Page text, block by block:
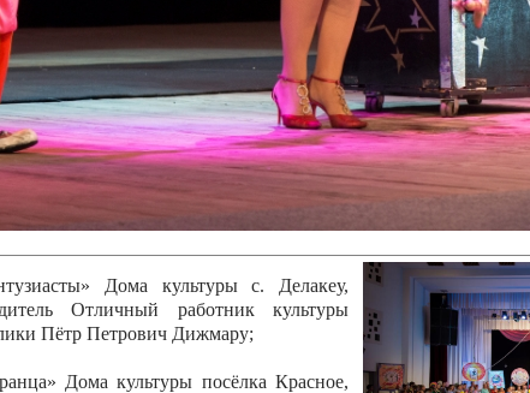
«Ровесник» Дом культуры с.
Рогожинер Светлана Георгиевна
«Шари-вари» МУ «Культурно-
руководители Отличные работники
Республики Алёна Александровна и
Дома культуры с. Делакеу,
Отличный работник культуры
Пётр Петрович Дижмару;
Дома культуры посёлка Красное,